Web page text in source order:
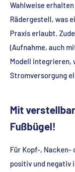
Wahlweise erhalten
Rädergestell, was
Praxis erlaubt.
(Aufnahme, auch
Modell integrieren,
Stromversorgung
Mit
Fußbügel!
Für Kopf-, Nacken-
positiv und negativ